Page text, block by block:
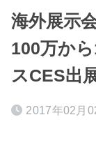
海外展示
100万か
スCES出
2017年02月